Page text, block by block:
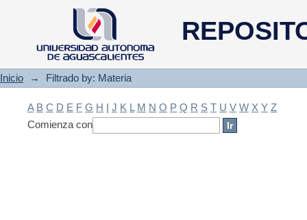
Filtrado by: Materia
Inicio → Filtrado by: Materia
A B C D E F G H I J K L M N O P Q R S T U V W X Y Z
Comienza con